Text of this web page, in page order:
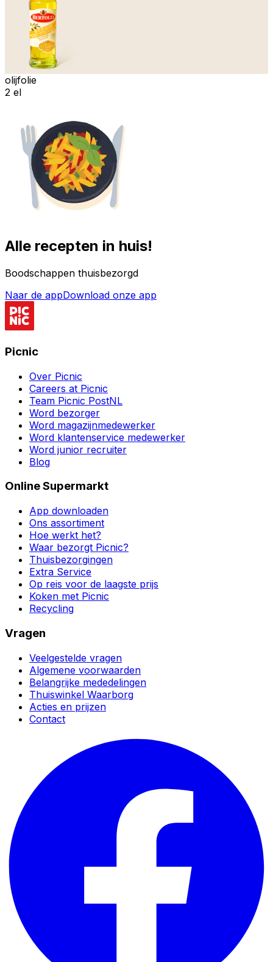
olijfolie
2 el
Alle recepten in huis!
Boodschappen thuisbezorgd
Naar de appDownload onze app
Picnic
Over Picnic
Careers at Picnic
Team Picnic PostNL
Word bezorger
Word magazijnmedewerker
Word klantenservice medewerker
Word junior recruiter
Blog
Online Supermarkt
App downloaden
Ons assortiment
Hoe werkt het?
Waar bezorgt Picnic?
Thuisbezorgingen
Extra Service
Op reis voor de laagste prijs
Koken met Picnic
Recycling
Vragen
Veelgestelde vragen
Algemene voorwaarden
Belangrijke mededelingen
Thuiswinkel Waarborg
Acties en prijzen
Contact